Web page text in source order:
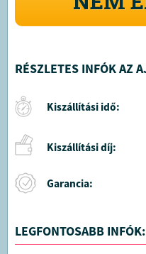
RÉSZLETES INFÓK AZ
Kiszállítási idő:
Kiszállítási díj:
Garancia:
LEGFONTOSABB INFÓK: